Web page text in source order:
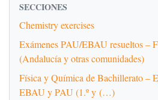
SECCIONES
Chemistry exercises
Exámenes PAU/EBAU resueltos –
(Andalucía y otras comunidades)
Física y Química de Bachillerato –
EBAU y PAU (1.º y (…)